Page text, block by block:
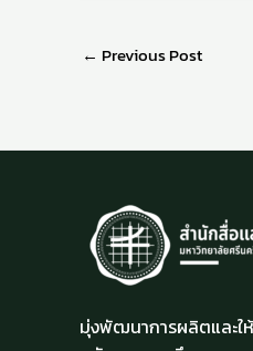
← Previous Post
มุ่งพัฒนาการผลิตและ